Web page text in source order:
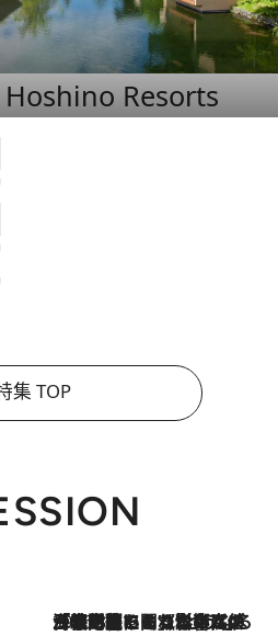
Resorts
集 TOP
2026.8.3
「住宅建てられない…」「サーチャージ料の高値が続いている」ホルムズ海峡封鎖による影響はいつまで続く？《エネルギー専門家に聞く“どうなる日本の暮らし”》